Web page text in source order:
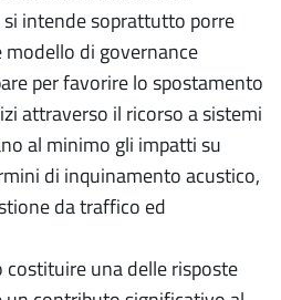
intende soprattutto porre
modello di governance
per favorire lo spostamento
attraverso il ricorso a sistemi
al minimo gli impatti su
di inquinamento acustico,
da traffico ed
una delle risposte